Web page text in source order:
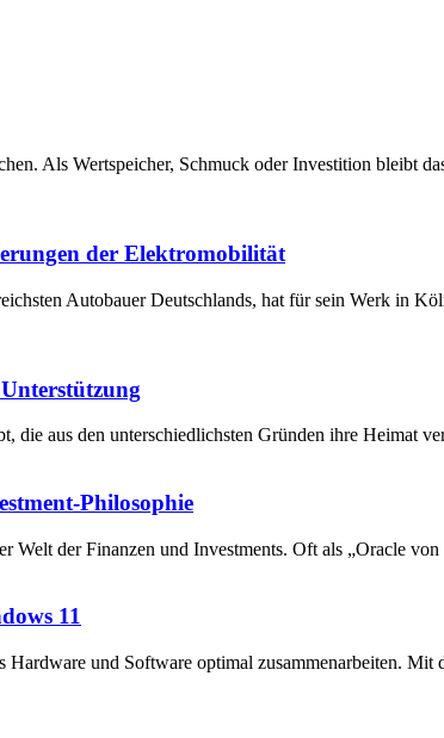
Als Wertspeicher, Schmuck oder Investition bleibt
der Elektromobilität
Autobauer Deutschlands, hat für sein Werk in
aus den unterschiedlichsten Gründen ihre Heimat
Philosophie
der Finanzen und Investments. Oft als „Oracle von
11
Hardware und Software optimal zusammenarbeiten.